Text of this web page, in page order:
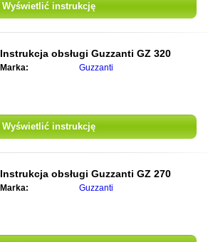
Wyświetlić instrukcję
Instrukcja obsługi Guzzanti GZ 320
Marka: Guzzanti
Wyświetlić instrukcję
Instrukcja obsługi Guzzanti GZ 270
Marka: Guzzanti